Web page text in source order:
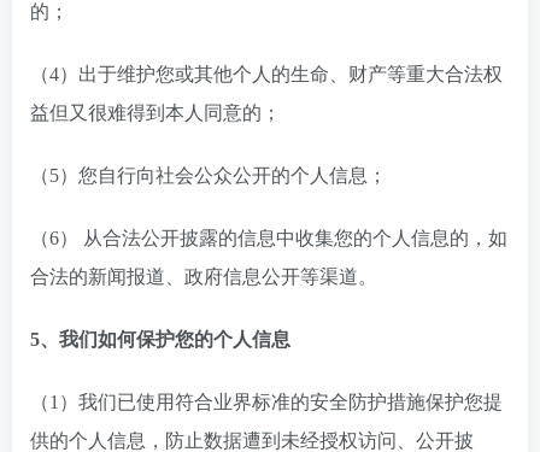
的；
（4）出于维护您或其他个人的生命、财产等重大合法权
益但又很难得到本人同意的；
（5）您自行向社会公众公开的个人信息；
（6） 从合法公开披露的信息中收集您的个人信息的，如
合法的新闻报道、政府信息公开等渠道。
5、我们如何保护您的个人信息
（1）我们已使用符合业界标准的安全防护措施保护您提
供的个人信息，防止数据遭到未经授权访问、公开披